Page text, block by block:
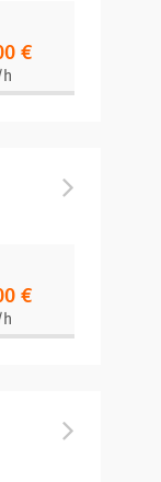
€
€